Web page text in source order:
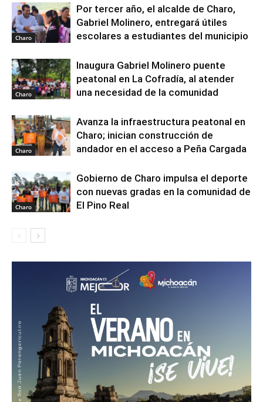
Charo
Por tercer año, el alcalde de Charo,
Gabriel Molinero, entregará útiles
escolares a estudiantes del municipio
Charo
Inaugura Gabriel Molinero puente
peatonal en La Cofradía, al atender
una necesidad de la comunidad
Charo
Avanza la infraestructura peatonal en
Charo; inician construcción de
andador en el acceso a Peña Cargada
Charo
Gobierno de Charo impulsa el deporte
con nuevas gradas en la comunidad de
El Pino Real